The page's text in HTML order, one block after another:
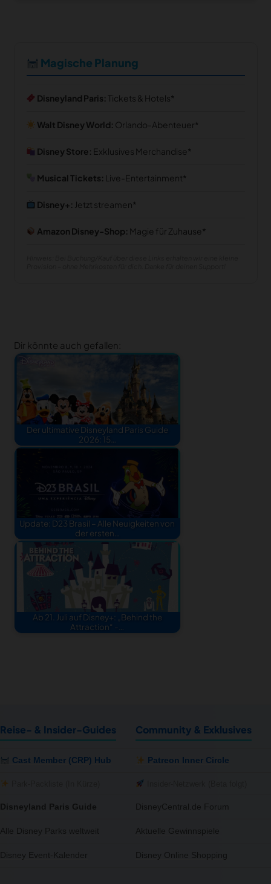
Magische Planung
Disneyland Paris: Tickets & Hotels
Walt Disney World: Orlando-Abenteuer
Disney Store: Exklusives Merchandise
Musical Tickets: Live-Entertainment
Disney+: Jetzt streamen
Amazon Disney-Shop: Magie für Zuhause
Dir könnte auch gefallen:
Der ultimative Disneyland Paris Guide
2026: 15…
Update: D23 Brasil – Alle Neuigkeiten von
der ersten…
Ab 21. Juli auf Disney+: „Behind the
Attraction“ -…
Reise- & Insider-Guides
Cast Member (CRP) Hub
Disneyland Paris Guide
Alle Disney Parks weltweit
Disney Event-Kalender
Community & Exklusives
Patreon Inner Circle
DisneyCentral.de Forum
Aktuelle Gewinnspiele
Disney Online Shopping